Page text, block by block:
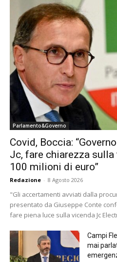
Parlamento&Governo
Covid, Boccia:
Jc, fare chiarezza
100 milioni di euro”
Redazione - 8 Agosto 2026
"Gli accertamenti avviati dalla
presentato da Giuseppe Conte
fare piena luce sulla vicenda Jc
Campi
mai